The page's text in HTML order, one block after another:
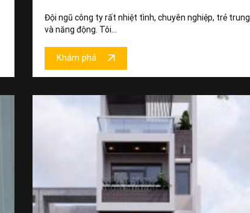
Đội ngũ công ty rất nhiệt tình, chuyên nghiệp, trẻ trung
và năng động. Tôi...
Khám phá